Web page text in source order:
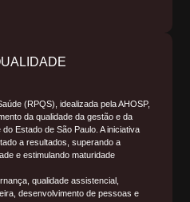
(RPQS), idealizada pela AHOSP,
da qualidade da gestão e da
Estado de São Paulo. A iniciativa
a resultados, superando a
e estimulando maturidade
qualidade assistencial,
desenvolvimento de pessoas e